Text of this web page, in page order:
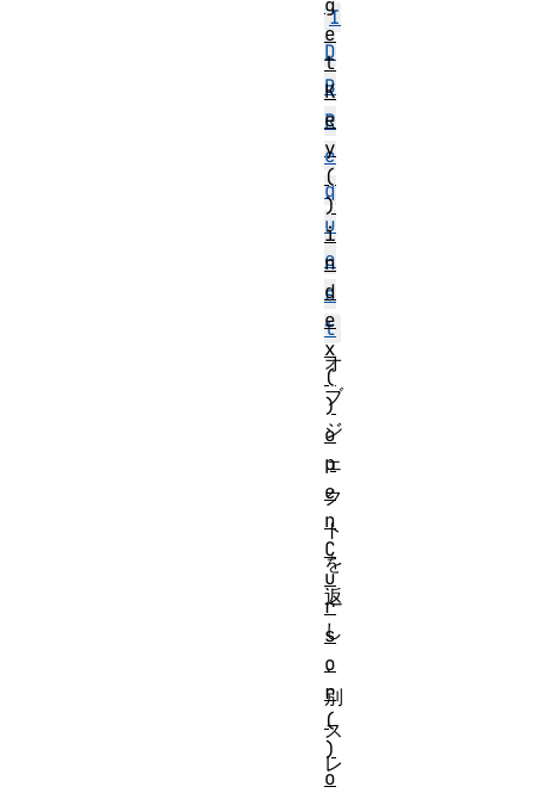
I
D
B
R
e
q
u
e
s
t
オ
ブ
ジ
ェ
ク
ト
を
返
し
、
別
ス
レ
g
e
t
K
e
y
(
)
i
n
d
e
x
(
)
o
p
e
n
C
u
r
s
o
r
(
)
o